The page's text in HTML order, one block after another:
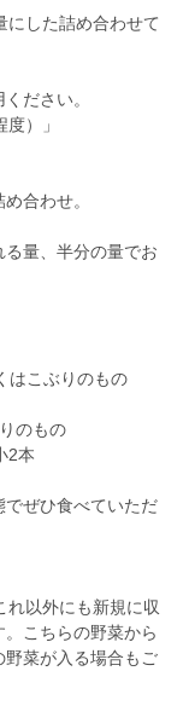
にした詰め合わせて
ださい。
）」
合わせ。
量、半分の量でお
こぶりのもの
のもの
2本
ぜひ食べていただ
れ以外にも新規に収
こちらの野菜から
菜が入る場合もご